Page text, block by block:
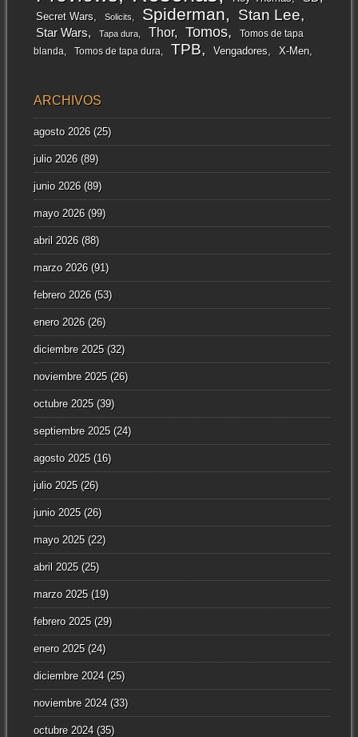
Secret Wars Solicits Spiderman Stan Lee
Star Wars Tapa dura Thor Tomos
Tomos de tapa
blanda
Tomos de tapa dura TPB Vengadores X-Men
ARCHIVOS
agosto 2026(25)
julio 2026(89)
junio 2026(89)
mayo 2026(99)
abril 2026(88)
marzo 2026(91)
febrero 2026(53)
enero 2026(26)
diciembre 2025(32)
noviembre 2025(26)
octubre 2025(39)
septiembre 2025(24)
agosto 2025(16)
julio 2025(26)
junio 2025(26)
mayo 2025(22)
abril 2025(25)
marzo 2025(19)
febrero 2025(29)
enero 2025(24)
diciembre 2024(25)
noviembre 2024(33)
octubre 2024(35)